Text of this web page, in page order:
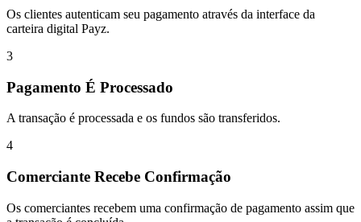
Os clientes autenticam seu pagamento através da interface da
carteira digital Payz.
3
Pagamento É Processado
A transação é processada e os fundos são transferidos.
4
Comerciante Recebe Confirmação
Os comerciantes recebem uma confirmação de pagamento assim que